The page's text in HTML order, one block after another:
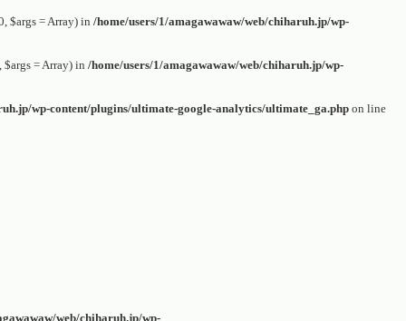
$args = Array) in /home/users/1/amagawawaw/web/chiharuh.jp/wp-
= Array) in /home/users/1/amagawawaw/web/chiharuh.jp/wp-
wp-content/plugins/ultimate-google-analytics/ultimate_ga.php on line
web/chiharuh.jp/wp-